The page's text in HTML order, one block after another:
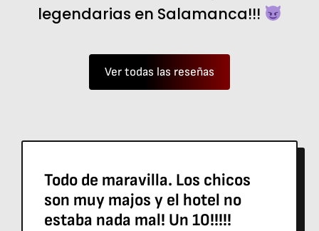
legendarias en Salamanca!!!
Ver todas las reseñas
Todo de maravilla. Los chicos
son muy majos y el hotel no
estaba nada mal! Un 10!!!!!